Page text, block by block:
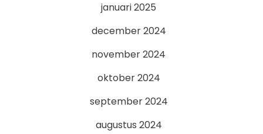
januari 2025
december 2024
november 2024
oktober 2024
september 2024
augustus 2024